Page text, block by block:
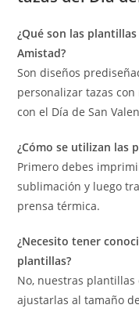
¿Qué son las
Amistad?
Son diseños
personalizar tazas
con el Día de San
¿Cómo se utilizan las
Primero debes
sublimación y luego
prensa térmica.
¿Necesito tener
plantillas?
No, nuestras plantillas
ajustarlas al tamaño